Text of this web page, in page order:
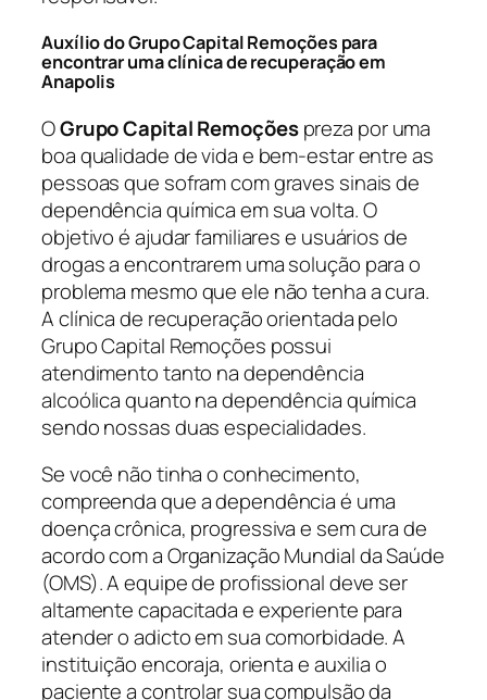
Auxílio do Grupo Capital Remoções para
encontrar uma clínica de recuperação em
Anapolis
OGrupo Capital Remoçõespreza por uma
boa qualidade de vida e bem-estar entre as
pessoas que sofram com graves sinais de
dependência química em sua volta. O
objetivo é ajudar familiares e usuários de
drogas a encontrarem uma solução para o
problema mesmo que ele não tenha a cura.
A clínica de recuperação orientada pelo
Grupo Capital Remoções possui
atendimento tanto na dependência
alcoólica quanto na dependência química
sendo nossas duas especialidades.
Se você não tinha o conhecimento,
compreenda que a dependência é uma
doença crônica, progressiva e sem cura de
acordo com a Organização Mundial da Saúde
(OMS). A equipe de profissional deve ser
altamente capacitada e experiente para
atender o adicto em sua comorbidade. A
instituição encoraja, orienta e auxilia o
paciente a controlar sua compulsão da